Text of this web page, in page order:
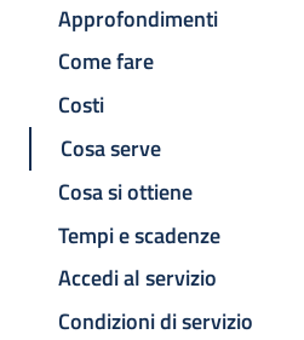
Approfondimenti
Come fare
Costi
Cosa serve
Cosa si ottiene
Tempi e scadenze
Accedi al servizio
Condizioni di servizio